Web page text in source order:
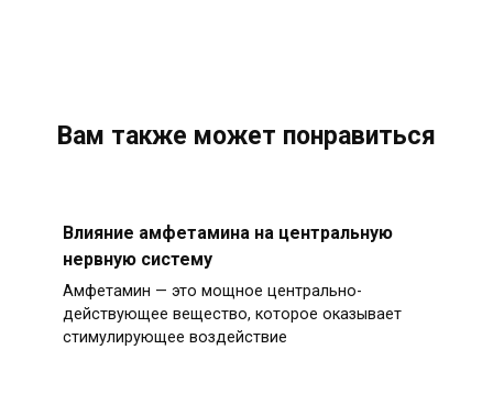
Вам также может понравиться
Влияние амфетамина на центральную
нервную систему
Амфетамин — это мощное центрально-
действующее вещество, которое оказывает
стимулирующее воздействие